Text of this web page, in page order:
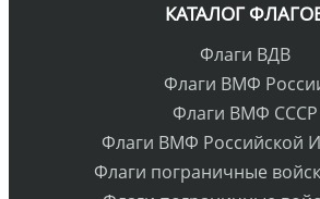
КАТАЛОГ
Флаги ВДВ
Флаги ВМФ
Флаги ВМФ СССР
Флаги ВМФ Российской
Флаги пограничные